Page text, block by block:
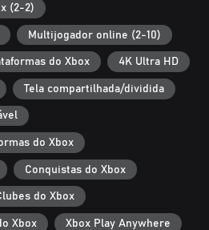
(2-2)
Multijogador online (2-10)
do Xbox 4K Ultra HD
Tela compartilhada/dividida
do Xbox
Conquistas do Xbox
do Xbox
Xbox Xbox Play Anywhere